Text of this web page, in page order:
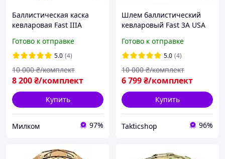
Баллистическая каска
кевларовая Fast IIIA
IIIA койот, олива
Готово к отправке
5.0 (4)
8 200₴/комплект
10 000 ₴/комплект
Купить
Милком 97%
Шлем баллистический
кевларовый Fast 3А USA
койот
Готово к отправке
5.0 (4)
6 799₴/комплект
10 000 ₴/комплект
Купить
Takticshop 96%